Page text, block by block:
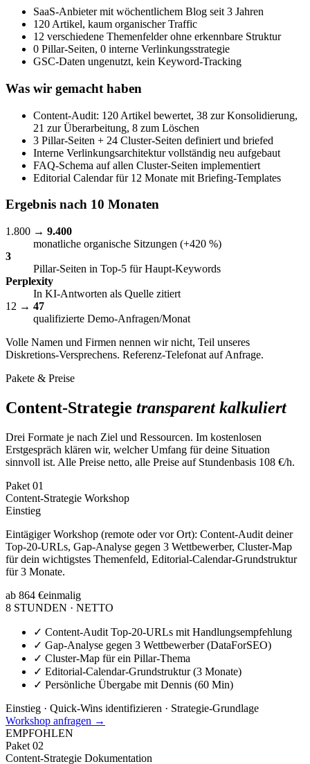
SaaS-Anbieter mit wöchentlichem Blog seit 3 Jahren
120 Artikel, kaum organischer Traffic
12 verschiedene Themenfelder ohne erkennbare Struktur
0 Pillar-Seiten, 0 interne Verlinkungsstrategie
GSC-Daten ungenutzt, kein Keyword-Tracking
Was wir gemacht haben
Content-Audit: 120 Artikel bewertet, 38 zur Konsolidierung,
21 zur Überarbeitung, 8 zum Löschen
3 Pillar-Seiten + 24 Cluster-Seiten definiert und briefed
Interne Verlinkungsarchitektur vollständig neu aufgebaut
FAQ-Schema auf allen Cluster-Seiten implementiert
Editorial Calendar für 12 Monate mit Briefing-Templates
Ergebnis nach 10 Monaten
1.800 → 9.400
monatliche organische Sitzungen (+420 %)
3
Pillar-Seiten in Top-5 für Haupt-Keywords
Perplexity
In KI-Antworten als Quelle zitiert
12 → 47
qualifizierte Demo-Anfragen/Monat
Volle Namen und Firmen nennen wir nicht, Teil unseres
Diskretions-Versprechens. Referenz-Telefonat auf Anfrage.
Pakete & Preise
Content-Strategie transparent kalkuliert
Drei Formate je nach Ziel und Ressourcen. Im kostenlosen
Erstgespräch klären wir, welcher Umfang für deine Situation
sinnvoll ist. Alle Preise netto, alle Preise auf Stundenbasis 108 €/h.
Paket 01
Content-Strategie Workshop
Einstieg
Eintägiger Workshop (remote oder vor Ort): Content-Audit deiner
Top-20-URLs, Gap-Analyse gegen 3 Wettbewerber, Cluster-Map
für dein wichtigstes Themenfeld, Editorial-Calendar-Grundstruktur
für 3 Monate.
ab 864 €einmalig
8 STUNDEN · NETTO
✓ Content-Audit Top-20-URLs mit Handlungsempfehlung
✓ Gap-Analyse gegen 3 Wettbewerber (DataForSEO)
✓ Cluster-Map für ein Pillar-Thema
✓ Editorial-Calendar-Grundstruktur (3 Monate)
✓ Persönliche Übergabe mit Dennis (60 Min)
Einstieg · Quick-Wins identifizieren · Strategie-Grundlage
Workshop anfragen →
EMPFOHLEN
Paket 02
Content-Strategie Dokumentation